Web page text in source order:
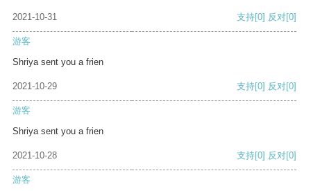
2021-10-31 支持[0] 反对[0]
游客
Shriya sent you a frien
2021-10-29 支持[0] 反对[0]
游客
Shriya sent you a frien
2021-10-28 支持[0] 反对[0]
游客